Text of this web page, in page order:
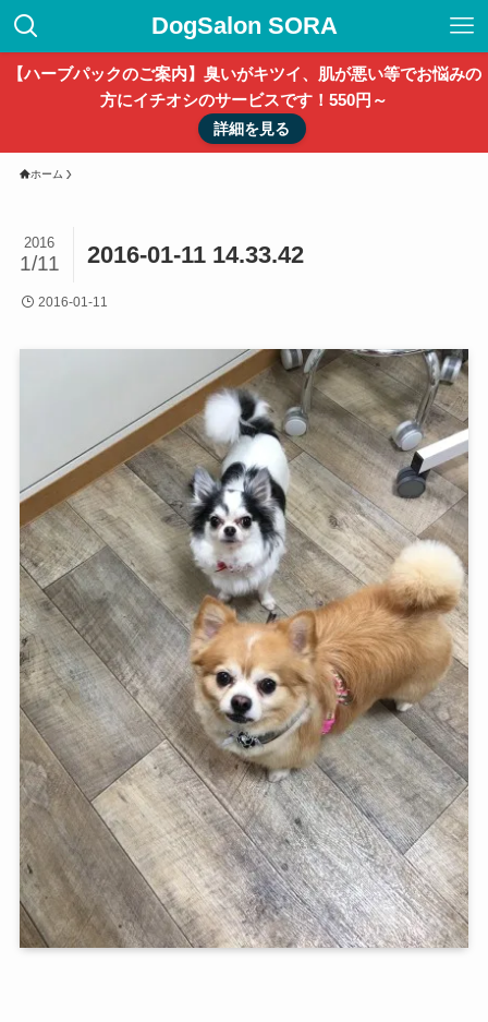
DogSalon SORA
【ハーブパックのご案内】臭いがキツイ、肌が悪い等でお悩みの
方にイチオシのサービスです！550円～
詳細を見る
ホーム
2016-01-11 14.33.42
2016
1/11
2016-01-11